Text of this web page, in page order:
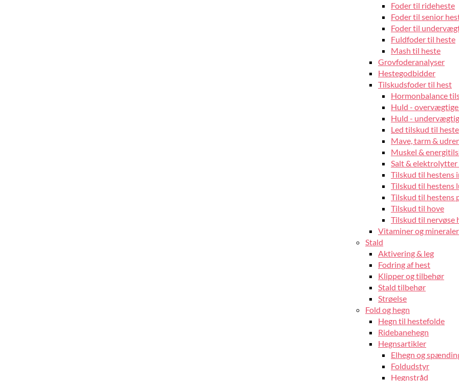
Foder til rideheste
Foder til senior
Foder til
Fuldfoder til heste
Mash til heste
Grovfoderanalyser
Hestegodbidder
Tilskudsfoder til hest
Hormonbalance
Huld -
Huld -
Led tilskud til heste
Mave, tarm &
Muskel &
Salt &
Tilskud til hestens
Tilskud til hestens
Tilskud til hestens
Tilskud til hove
Tilskud til nervøse
Vitaminer og
Stald
Aktivering & leg
Fodring af hest
Klipper og tilbehør
Stald tilbehør
Strøelse
Fold og hegn
Hegn til hestefolde
Ridebanehegn
Hegnsartikler
Elhegn og
Foldudstyr
Hegnstråd